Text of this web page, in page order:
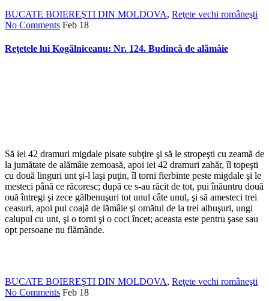
BUCATE BOIEREŞTI DIN MOLDOVA, Reţete vechi româneşti
No Comments Feb 18
Reţetele lui Kogălniceanu: Nr. 124. Budincă de alămâie
Să iei 42 dramuri migdale pisate subţire şi să le stropeşti cu zeamă de
la jumătate de alămâie zemoasă, apoi iei 42 dramuri zahăr, îl topeşti
cu două linguri unt şi-l laşi puţin, îl torni fierbinte peste migdale şi le
mesteci până ce răcoresc; după ce s-au răcit de tot, pui înăuntru două
ouă întregi şi zece gălbenuşuri tot unul câte unul, şi să amesteci trei
ceasuri, apoi pui coajă de lămâie şi omătul de la trei albuşuri, ungi
calupul cu unt, şi o torni şi o coci încet; aceasta este pentru şase sau
opt persoane nu flămânde.
BUCATE BOIEREŞTI DIN MOLDOVA, Reţete vechi româneşti
No Comments Feb 18